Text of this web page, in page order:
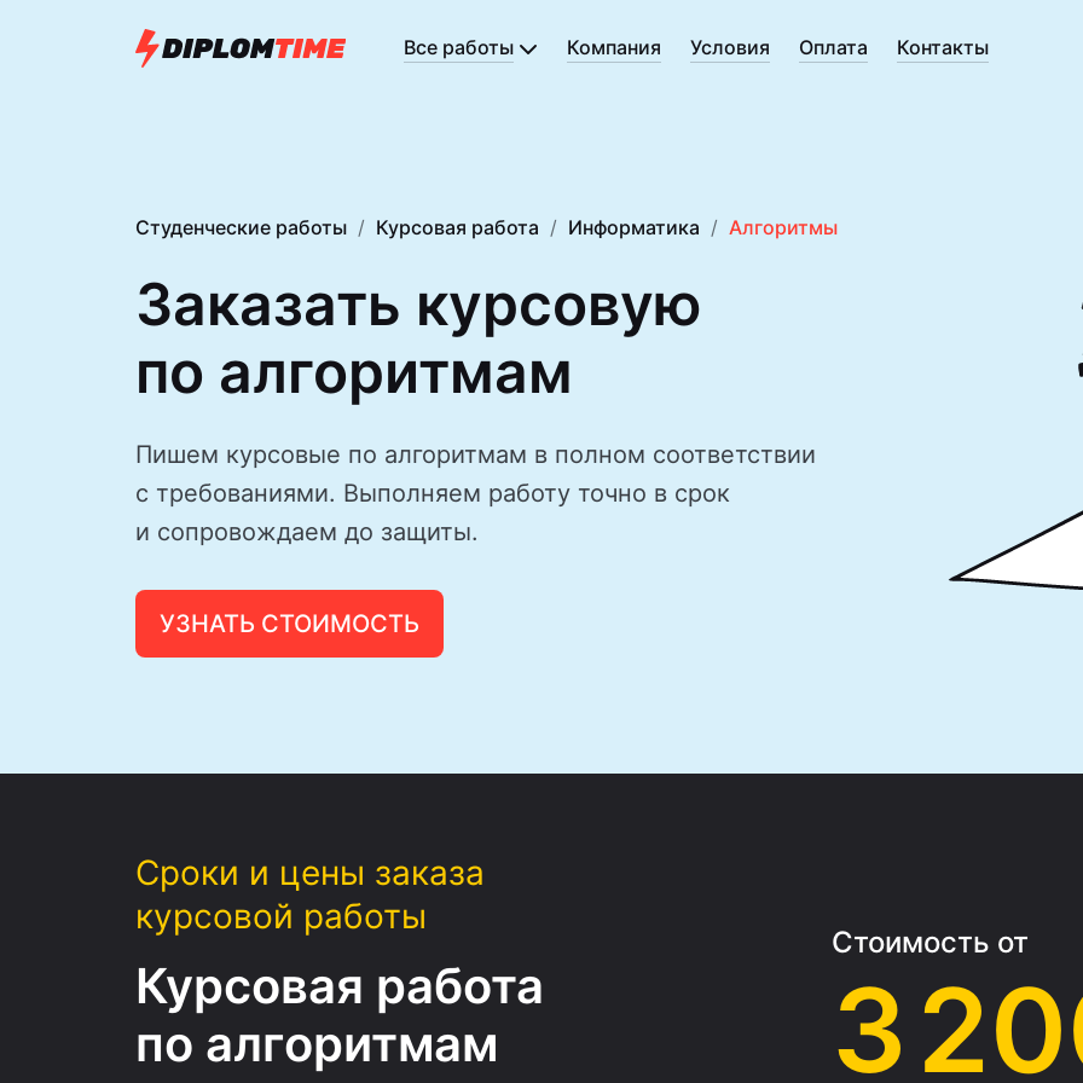
Все работы Компания Условия Оплата Контакты
Студенческие работы Курсовая работа Информатика Алгоритмы
Заказать курсовую
по алгоритмам
Пишем курсовые по алгоритмам в полном соответствии
с требованиями. Выполняем работу точно в срок
и сопровождаем до защиты.
УЗНАТЬ СТОИМОСТЬ
Сроки и цены заказа
курсовой работы
Курсовая работа
по алгоритмам
Стоимость от
3